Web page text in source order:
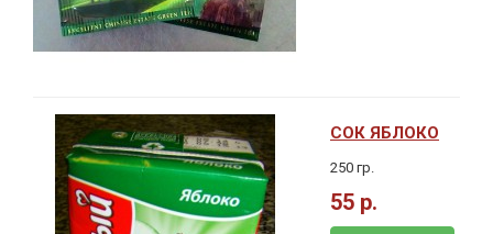
СОК ЯБЛОКО
250 гр.
55 р.